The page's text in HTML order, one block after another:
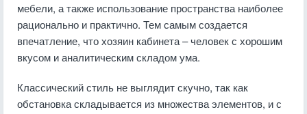
мебели, а также использование пространства наиболее
рационально и практично. Тем самым создается
впечатление, что хозяин кабинета – человек с хорошим
вкусом и аналитическим складом ума.
Классический стиль не выглядит скучно, так как
обстановка складывается из множества элементов, и с